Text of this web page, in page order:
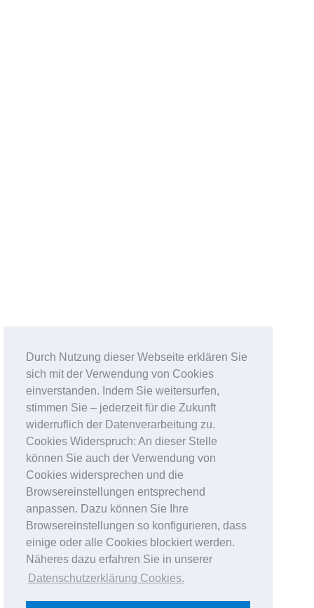
Durch Nutzung dieser Webseite erklären Sie
sich mit der Verwendung von Cookies
einverstanden. Indem Sie weitersurfen,
stimmen Sie – jederzeit für die Zukunft
widerruflich der Datenverarbeitung zu.
Cookies Widerspruch: An dieser Stelle
können Sie auch der Verwendung von
Cookies widersprechen und die
Browsereinstellungen entsprechend
anpassen. Dazu können Sie Ihre
Browsereinstellungen so konfigurieren, dass
einige oder alle Cookies blockiert werden.
Näheres dazu erfahren Sie in unserer
Datenschutzerklärung Cookies.